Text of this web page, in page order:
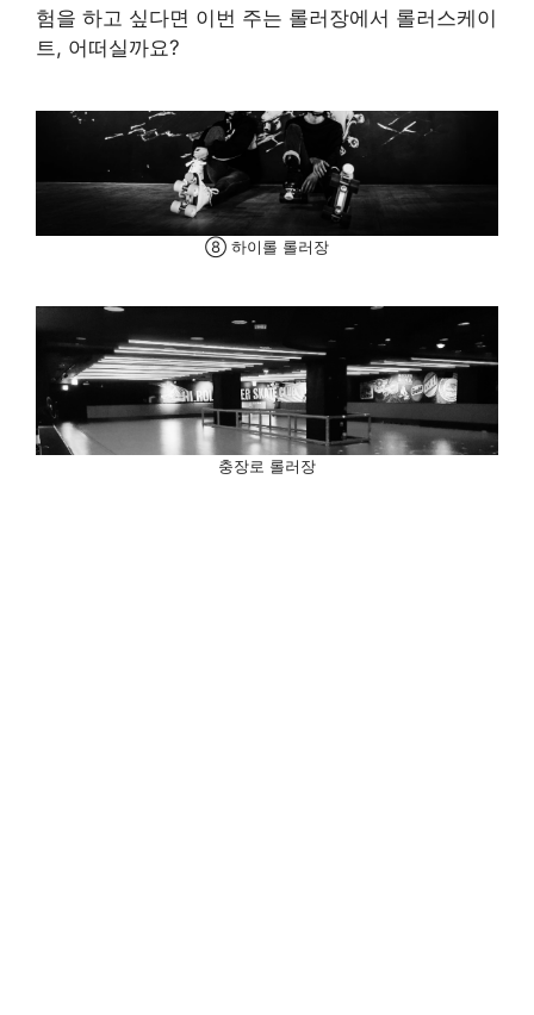
험을 하고 싶다면 이번 주는 롤러장에서 롤러스케이
트, 어떠실까요?
⑧ 하이롤 롤러장
충장로 롤러장